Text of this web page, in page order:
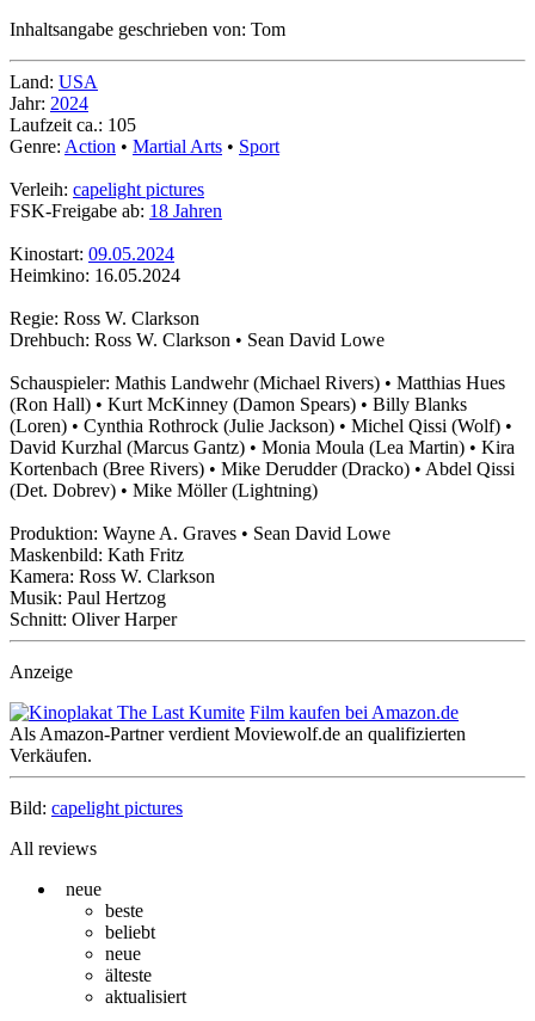
Inhaltsangabe geschrieben von: Tom
Land: USA
Jahr: 2024
Laufzeit ca.: 105
Genre: Action • Martial Arts • Sport
Verleih: capelight pictures
FSK-Freigabe ab: 18 Jahren
Kinostart: 09.05.2024
Heimkino: 16.05.2024
Regie: Ross W. Clarkson
Drehbuch: Ross W. Clarkson • Sean David Lowe
Schauspieler: Mathis Landwehr (Michael Rivers) • Matthias Hues
(Ron Hall) • Kurt McKinney (Damon Spears) • Billy Blanks
(Loren) • Cynthia Rothrock (Julie Jackson) • Michel Qissi (Wolf) •
David Kurzhal (Marcus Gantz) • Monia Moula (Lea Martin) • Kira
Kortenbach (Bree Rivers) • Mike Derudder (Dracko) • Abdel Qissi
(Det. Dobrev) • Mike Möller (Lightning)
Produktion: Wayne A. Graves • Sean David Lowe
Maskenbild: Kath Fritz
Kamera: Ross W. Clarkson
Musik: Paul Hertzog
Schnitt: Oliver Harper
Anzeige
Film kaufen bei Amazon.de
Als Amazon-Partner verdient Moviewolf.de an qualifizierten
Verkäufen.
Bild: capelight pictures
All reviews
neue
beste
beliebt
neue
älteste
aktualisiert